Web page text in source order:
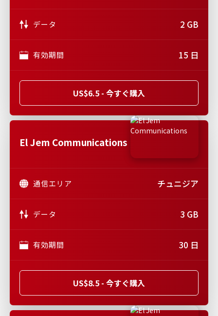
データ 2 GB
有効期間 15 日
US$6.5 - 今すぐ購入
El Jem Communications
通信エリア チュニジア
データ 3 GB
有効期間 30 日
US$8.5 - 今すぐ購入